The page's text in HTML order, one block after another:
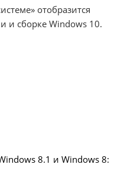
отобразится
и сборке Windows 10.
8.1 и Windows 8: